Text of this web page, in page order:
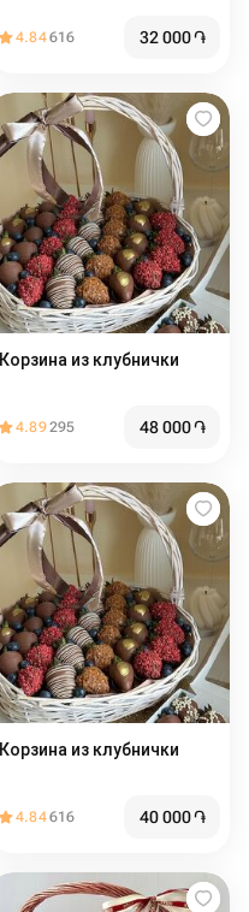
4.84616 32 000֏
Корзина из клубнички
4.89295 48 000֏
Корзина из клубнички
4.84616 40 000֏